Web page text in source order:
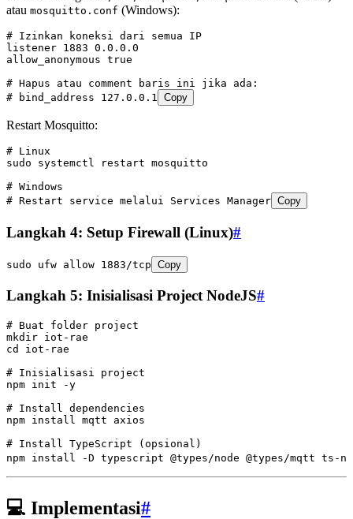
atau mosquitto.conf (Windows):
# Izinkan koneksi dari semua IP
listener 1883 0.0.0.0
allow_anonymous true
# Hapus atau comment baris ini jika ada:
# bind_address 127.0.0.1 Copy
Restart Mosquitto:
# Linux
sudo systemctl restart mosquitto
# Windows
# Restart service melalui Services Manager Copy
Langkah 4: Setup Firewall (Linux)#
sudo ufw allow 1883/tcp Copy
Langkah 5: Inisialisasi Project NodeJS#
# Buat folder project
mkdir iot-rae
cd
iot-rae
# Inisialisasi project
npm init -y
# Install dependencies
npm install mqtt axios
# Install TypeScript (opsional)
npm install -D typescript @types/node @types/mqtt ts-
💻 Implementasi#